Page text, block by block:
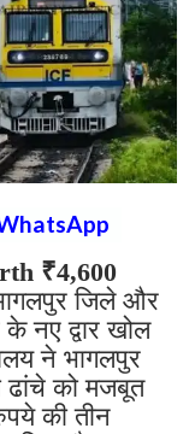
₹4,600
जिले और
नए द्वार खोल
ने भागलपुर
को मजबूत
की तीन